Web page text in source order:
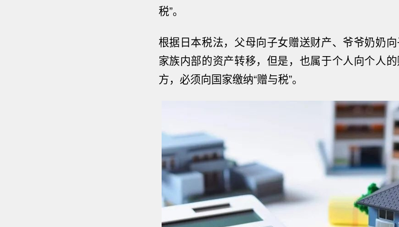
税”。
根据日本税法，父母向子女赠送财产、爷爷奶奶
家族内部的资产转移，但是，也属于个人向个人
方，必须向国家缴纳“赠与税”。